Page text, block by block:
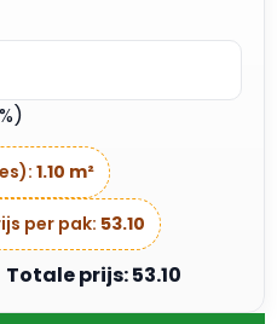
1.10 m²
per pak: 53.10
prijs: 53.10